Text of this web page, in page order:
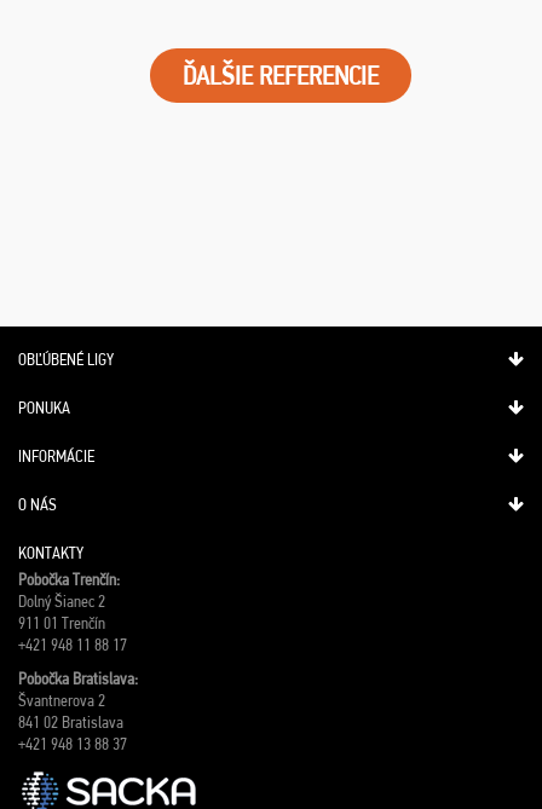
ĎALŠIE REFERENCIE
OBĽÚBENÉ LIGY
PONUKA
INFORMÁCIE
O NÁS
KONTAKTY
Pobočka Trenčín:
Dolný Šianec 2
911 01 Trenčín
+421 948 11 88 17
Pobočka Bratislava:
Švantnerova 2
841 02 Bratislava
+421 948 13 88 37